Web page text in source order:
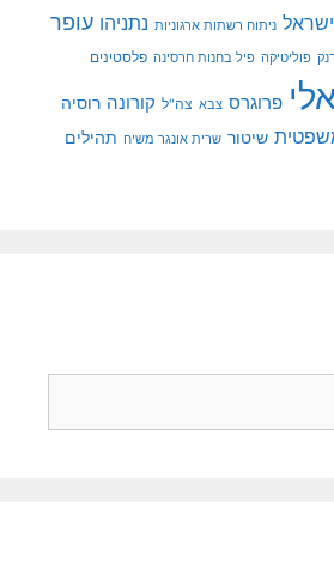
ניתוח רשתות ארגוניות נתניהו עופר
פוליטיקה פיל בחנות חרסינה פלסטינים
פרוגרס צבא צה"ל קורונה רוסיה
שיטור שרית אונגר משיח תהילים